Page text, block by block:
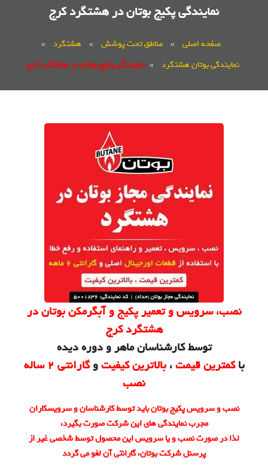
نمایندگی پکیج بوتان در هشتگرد کرج
صفحه اصلی » مناطق تحت پوشش » هشتگرد
»
نمایندگی بوتان هشتگرد
» نمایندگی پکیج بوتان در هشتگرد کرج
نصب، سرویس و تعمیر پکیج و آبگرمکن بوتان در
هشتگرد کرج
توسط کارشناسان ماهر و دوره دیده
باکمترین قیمت،بالاترین کیفیتو
گارانتی 2 ساله
نصب
نصب و سرویس پکیج بوتان باید توسط کارشناسان و سرویسکاران
مجرب نمایندگی های این شرکت صورت بگیرد،
لذا در صورت نصب و یا سرویس این محصول توسط شخصی غیر از
پرسنل شرکت بوتان، گارانتی آن لغو می گردد